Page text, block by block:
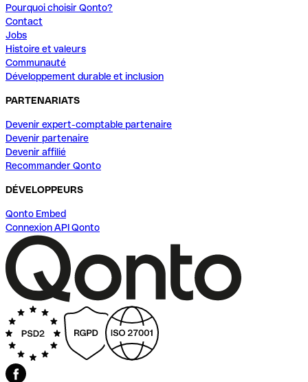
Pourquoi choisir Qonto?
Contact
Jobs
Histoire et valeurs
Communauté
Développement durable et inclusion
PARTENARIATS
Devenir expert-comptable partenaire
Devenir partenaire
Devenir affilié
Recommander Qonto
DÉVELOPPEURS
Qonto Embed
Connexion API Qonto